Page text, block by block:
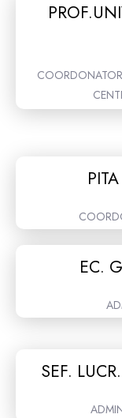
EC.
SEF.